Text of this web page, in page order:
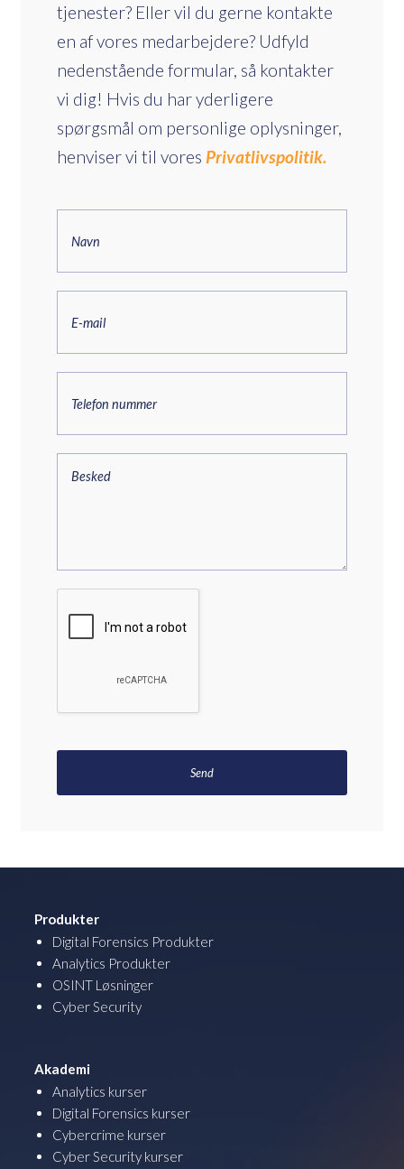
tjenester? Eller vil du gerne kontakte
en af vores medarbejdere? Udfyld
nedenstående formular, så kontakter
vi dig! Hvis du har yderligere
spørgsmål om personlige oplysninger,
henviser vi til vores Privatlivspolitik.
Produkter
Digital Forensics Produkter
Analytics Produkter
OSINT Løsninger
Cyber Security
Akademi
Analytics kurser
Digital Forensics kurser
Cybercrime kurser
Cyber Security kurser